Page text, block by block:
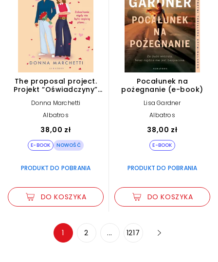
The proposal project.
Projekt “Oświadczyny”
Donna Marchetti
Albatros
38,00 zł
E-BOOK NOWOŚĆ
PRODUKT DO POBRANIA
DO KOSZYKA
Pocałunek na
pożegnanie (e-book)
Lisa Gardner
Albatros
38,00 zł
E-BOOK
PRODUKT DO POBRANIA
DO KOSZYKA
1 2 ... 1217
Zmniejsz rozmiar czcionki